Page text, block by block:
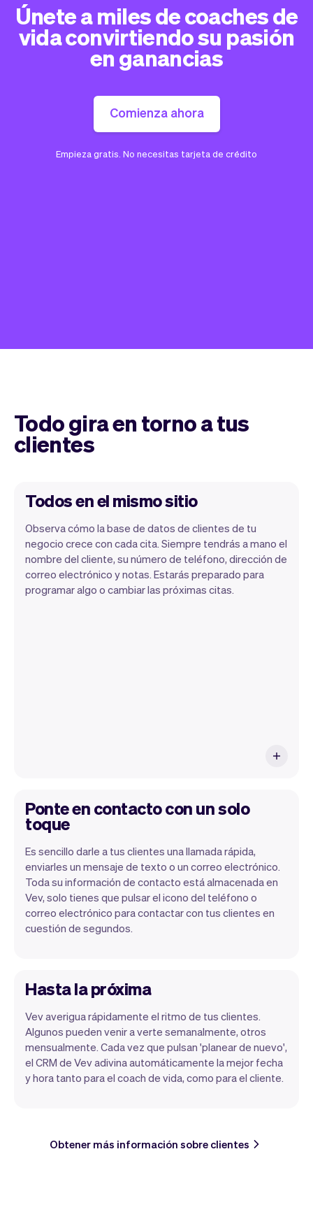
Únete a miles de coaches de
vida convirtiendo su pasión
en ganancias
Comienza ahora
Empieza gratis. No necesitas tarjeta de crédito
Todo gira en torno a tus
clientes
Todos en el mismo sitio
Observa cómo la base de datos de clientes de tu
negocio crece con cada cita. Siempre tendrás a mano el
nombre del cliente, su número de teléfono, dirección de
correo electrónico y notas. Estarás preparado para
programar algo o cambiar las próximas citas.
Ponte en contacto con un solo
toque
Es sencillo darle a tus clientes una llamada rápida,
enviarles un mensaje de texto o un correo electrónico.
Toda su información de contacto está almacenada en
Vev, solo tienes que pulsar el icono del teléfono o
correo electrónico para contactar con tus clientes en
cuestión de segundos.
Hasta la próxima
Vev averigua rápidamente el ritmo de tus clientes.
Algunos pueden venir a verte semanalmente, otros
mensualmente. Cada vez que pulsan 'planear de nuevo',
el CRM de Vev adivina automáticamente la mejor fecha
y hora tanto para el coach de vida, como para el cliente.
Obtener más información sobre clientes